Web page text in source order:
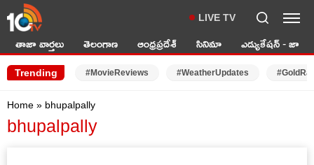
LIVE TV
తాజా వార్తలు తెలంగాణ ఆంధ్రప్రదేశ్ సినిమా ఎడ్యుకేషన్ - జాబ్స్
Trending #MovieReviews #WeatherUpdates
Home » bhupalpally
bhupalpally